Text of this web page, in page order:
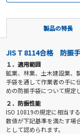
製品の特長
JIS T 8114合格 防振
１．適用範囲
鉱業、林業、土木建設業、
手袋を通して作業者の手に
めの防振手袋について規定
２．防振性能
ISO 10819の規定に相当す
数値が下記基準を満たす場
として認められます。